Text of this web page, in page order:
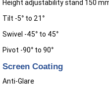
Height adjustability stand 150
Tilt -5° to 21°
Swivel -45° to 45°
Pivot -90° to 90°
Screen Coating
Anti-Glare